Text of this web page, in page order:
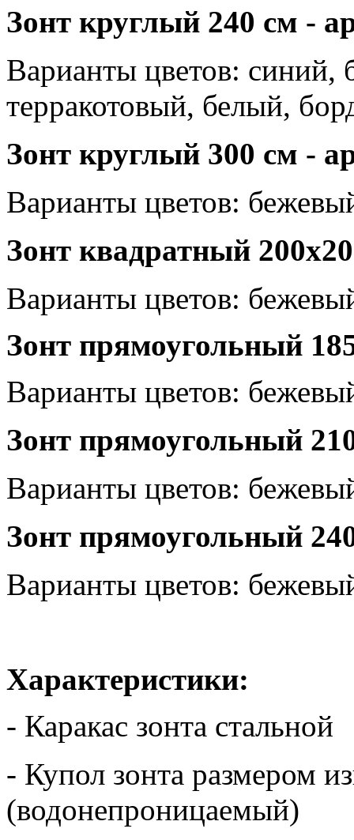
Зонт круглый 240 см -
Варианты цветов: синий,
терракотовый, белый,
Зонт круглый 300 см -
Варианты цветов:
Зонт квадратный
Варианты цветов:
Зонт прямоугольный
Варианты цветов:
Зонт прямоугольный
Варианты цветов:
Зонт прямоугольный
Варианты цветов:
Характеристики:
- Каракас зонта стальной
- Купол зонта размером
(водонепроницаемый)